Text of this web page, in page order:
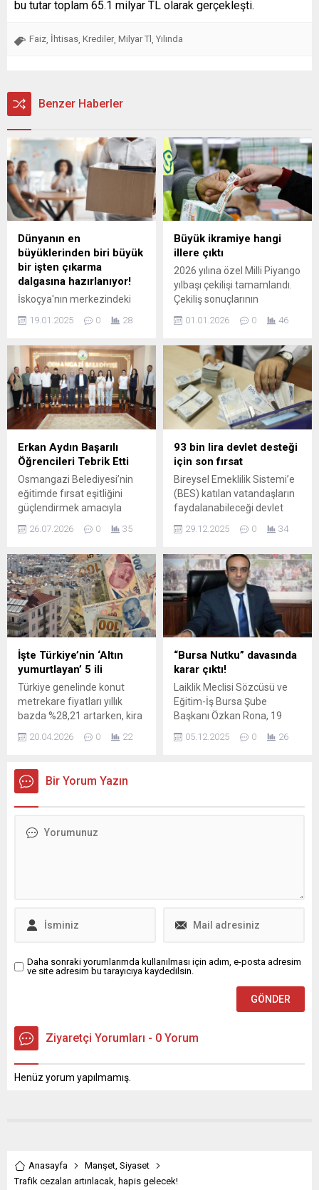
bu tutar toplam 65.1 milyar TL olarak gerçekleşti.
Faiz İhtisas Krediler Milyar Tl Yılında
Benzer Haberler
Dünyanın en
büyüklerinden biri büyük
bir işten çıkarma
dalgasına hazırlanıyor!
İskoçya'nın merkezindeki
Falkirk yakınlarındaki
Grangemouth, Forth ve
ucundaki Forth Nehri
üzerinde yer almaktadır.
Grangemouth, petrol
rafinerileri ve büyük kimya
tesislerinin bulunduğu
önemli bir petrol ve
konteyner limanıdır ...
19.01.2025 0 28
Büyük ikramiye hangi
illere çıktı
2026 yılına özel Milli Piyango
yılbaşı çekilişi tamamlandı.
Çekiliş sonuçlarının
açıklanmasıyla birlikte
amorti rakamları da netlik
Özel çekilişinde 800 milyon
TL'lik büyük ikramiyeyi
kazanan numaralar belli
oldu. İşte o iller...
01.01.2026 0 46
Erkan Aydın Başarılı
Öğrencileri Tebrik Etti
Osmangazi Belediyesi’nin
eğitimde fırsat eşitliğini
güçlendirmek amacıyla
LGS hazırlık kurslarında
sonuçlar elde eden
öğrenciler, Osmangazi
Belediye Başkanı Erkan
Aydın’ı ziyaret etti. Sınav
sürecini başarıyla
tamamlayan gençlerle bir
araya gelen Başkan Aydın,
öğrencileri tek tek tebrik
ederek başarılarının
devamını diledi. Osmangazi
Belediyesi tarafından Emek
Yetenek...
26.07.2026 0 35
93 bin lira devlet desteği
için son fırsat
Bireysel Emeklilik Sistemi’e
(BES) katılan vatandaşların
faydalanabileceği devlet
saatlere girildi. BES'i olan
devlet katkısı alabilmeleri
için yapılması gerekenler
belli oldu. 93 BİN LİRA
DEVLET ...
29.12.2025 0 34
İşte Türkiye’nin ‘Altın
yumurtlayan’ 5 ili
Türkiye genelinde konut
metrekare fiyatları yıllık
bazda %28,21 artarken, kira
fiyatlarındaki %34,45’lik
yükseliş yatırımcı için geri
indirdi. İstanbul, en pahalı il
unvanını Muğla’dan
oldu.
20.04.2026 0 22
“Bursa Nutku” davasında
karar çıktı!
Laiklik Meclisi Sözcüsü ve
Eğitim-İş Bursa Şube
Başkanı Özkan Rona, 19
Mart’ta İstanbul Büyükşehir
Belediyesine (İBB) yönelik
05.12.2025 0 26
Bir Yorum Yazın
Daha sonraki yorumlarımda kullanılması için adım, e-posta adresim
ve site adresim bu tarayıcıya kaydedilsin.
Ziyaretçi Yorumları - 0 Yorum
Henüz yorum yapılmamış.
Anasayfa Manşet, Siyaset
Trafik cezaları artırılacak, hapis gelecek!